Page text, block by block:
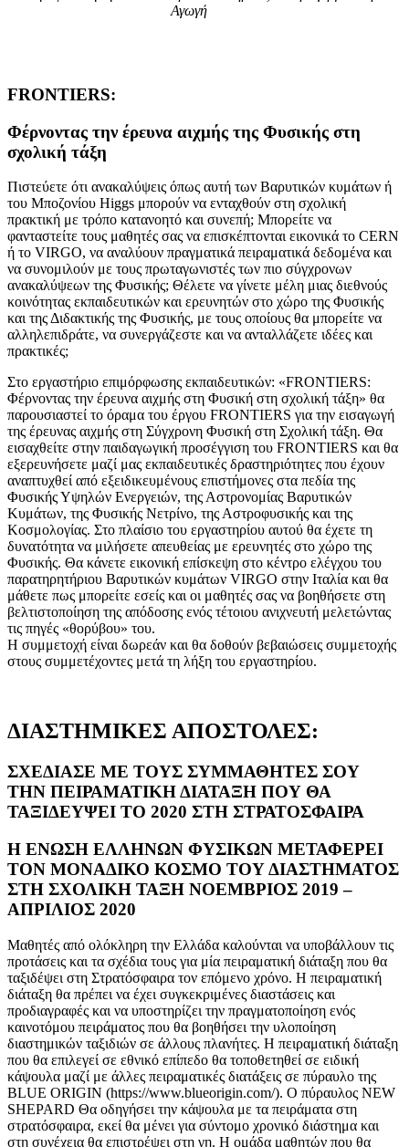
Αγωγή
FRONTIERS:
Φέρνοντας την έρευνα αιχμής της Φυσικής στη
σχολική τάξη
Πιστεύετε ότι ανακαλύψεις όπως αυτή των Βαρυτικών κυμάτων ή
του Μποζονίου Higgs μπορούν να ενταχθούν στη σχολική
πρακτική με τρόπο κατανοητό και συνεπή; Μπορείτε να
φανταστείτε τους μαθητές σας να επισκέπτονται εικονικά το CERN
ή το VIRGO, να αναλύουν πραγματικά πειραματικά δεδομένα και
να συνομιλούν με τους πρωταγωνιστές των πιο σύγχρονων
ανακαλύψεων της Φυσικής; Θέλετε να γίνετε μέλη μιας διεθνούς
κοινότητας εκπαιδευτικών και ερευνητών στο χώρο της Φυσικής
και της Διδακτικής της Φυσικής, με τους οποίους θα μπορείτε να
αλληλεπιδράτε, να συνεργάζεστε και να ανταλλάζετε ιδέες και
πρακτικές;
Στο εργαστήριο επιμόρφωσης εκπαιδευτικών: «FRONTIERS:
Φέρνοντας την έρευνα αιχμής στη Φυσική στη σχολική τάξη» θα
παρουσιαστεί το όραμα του έργου FRONTIERS για την εισαγωγή
της έρευνας αιχμής στη Σύγχρονη Φυσική στη Σχολική τάξη. Θα
εισαχθείτε στην παιδαγωγική προσέγγιση του FRONTIERS και θα
εξερευνήσετε μαζί μας εκπαιδευτικές δραστηριότητες που έχουν
αναπτυχθεί από εξειδικευμένους επιστήμονες στα πεδία της
Φυσικής Υψηλών Ενεργειών, της Αστρονομίας Βαρυτικών
Κυμάτων, της Φυσικής Νετρίνο, της Αστροφυσικής και της
Κοσμολογίας. Στο πλαίσιο του εργαστηρίου αυτού θα έχετε τη
δυνατότητα να μιλήσετε απευθείας με ερευνητές στο χώρο της
Φυσικής. Θα κάνετε εικονική επίσκεψη στο κέντρο ελέγχου του
παρατηρητήριου Βαρυτικών κυμάτων VIRGO στην Ιταλία και θα
μάθετε πως μπορείτε εσείς και οι μαθητές σας να βοηθήσετε στη
βελτιστοποίηση της απόδοσης ενός τέτοιου ανιχνευτή μελετώντας
τις πηγές «θορύβου» του.
Η συμμετοχή είναι δωρεάν και θα δοθούν βεβαιώσεις συμμετοχής
στους συμμετέχοντες μετά τη λήξη του εργαστηρίου.
ΔΙΑΣΤΗΜΙΚΕΣ ΑΠΟΣΤΟΛΕΣ:
ΣΧΕΔΙΑΣΕ ΜΕ ΤΟΥΣ ΣΥΜΜΑΘΗΤΕΣ ΣΟΥ
ΤΗΝ ΠΕΙΡΑΜΑΤΙΚΗ ΔΙΑΤΑΞΗ ΠΟΥ ΘΑ
ΤΑΞΙΔΕΥΨΕΙ ΤΟ 2020 ΣΤΗ ΣΤΡΑΤΟΣΦΑΙΡΑ
Η ΕΝΩΣΗ ΕΛΛΗΝΩΝ ΦΥΣΙΚΩΝ ΜΕΤΑΦΕΡΕΙ
ΤΟΝ ΜΟΝΑΔΙΚΟ ΚΟΣΜΟ ΤΟΥ ΔΙΑΣΤΗΜΑΤΟΣ
ΣΤΗ ΣΧΟΛΙΚΗ ΤΑΞΗ ΝΟΕΜΒΡΙΟΣ 2019 –
ΑΠΡΙΛΙΟΣ 2020
Μαθητές από ολόκληρη την Ελλάδα καλούνται να υποβάλλουν τις
προτάσεις και τα σχέδια τους για μία πειραματική διάταξη που θα
ταξιδέψει στη Στρατόσφαιρα τον επόμενο χρόνο. Η πειραματική
διάταξη θα πρέπει να έχει συγκεκριμένες διαστάσεις και
προδιαγραφές και να υποστηρίζει την πραγματοποίηση ενός
καινοτόμου πειράματος που θα βοηθήσει την υλοποίηση
διαστημικών ταξιδιών σε άλλους πλανήτες. Η πειραματική διάταξη
που θα επιλεγεί σε εθνικό επίπεδο θα τοποθετηθεί σε ειδική
κάψουλα μαζί με άλλες πειραματικές διατάξεις σε πύραυλο της
BLUE ORIGIN (https://www.blueorigin.com/). Ο πύραυλος NEW
SHEPARD Θα οδηγήσει την κάψουλα με τα πειράματα στη
στρατόσφαιρα, εκεί θα μένει για σύντομο χρονικό διάστημα και
στη συνέχεια θα επιστρέψει στη γη. Η ομάδα μαθητών που θα